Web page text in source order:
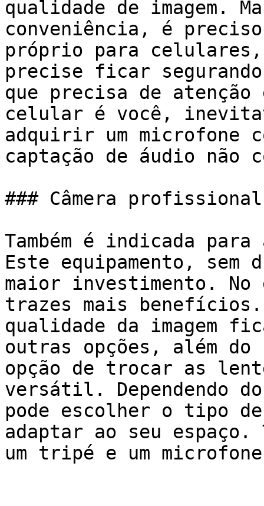
qualidade de imagem.
conveniência, é
próprio para celulares,
precise ficar
que precisa de atenção
celular é você,
adquirir um microfone
captação de áudio não
### Câmera
Também é indicada
Este equipamento,
maior investimento. No
trazes mais
qualidade da imagem
outras opções, além
opção de trocar as
versátil. Dependendo
pode escolher o tipo
adaptar ao seu espaço.